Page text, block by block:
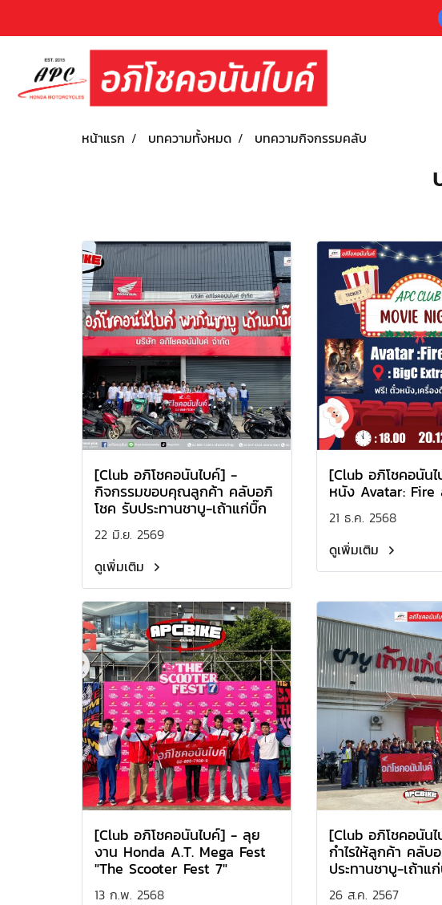
หน้าแรก บทความทั้งหมด บทความกิจกรรมคลับ
[Club อภิโชคอนันไบค์] -
กิจกรรมขอบคุณลูกค้า คลับอภิ
โชค รับประทานชาบู-เถ้าแก่บิ๊ก
22 มิ.ย. 2569
ดูเพิ่มเติม
[Club อภิโชคอนัน
หนัง Avatar: Fire
21 ธ.ค. 2568
ดูเพิ่มเติม
[Club อภิโชคอนันไบค์] - ลุย
งาน Honda A.T. Mega Fest
"The Scooter Fest 7"
13 ก.พ. 2568
[Club อภิโชคอนัน
กำไรให้ลูกค้า คลับ
ประทานชาบู-เถ้าแ
26 ส.ค. 2567